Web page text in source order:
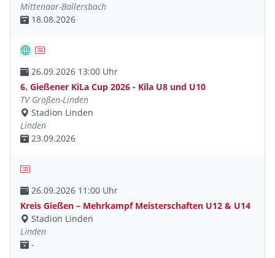
Mittenaar-Ballersbach
18.08.2026
26.09.2026 13:00 Uhr
6. Gießener KiLa Cup 2026 - Kila U8 und U10
TV Großen-Linden
Stadion Linden
Linden
23.09.2026
26.09.2026 11:00 Uhr
Kreis Gießen – Mehrkampf Meisterschaften U12 & U14
Stadion Linden
Linden
-